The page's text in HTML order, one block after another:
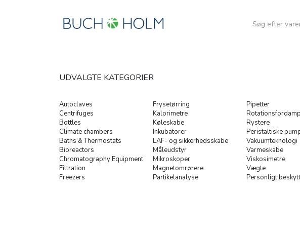
Autoclaves
Centrifuges
Bottles
Climate chambers
Baths & Thermostats
Bioreactors
Chromatography Equipment
Filtration
Freezers
Frysetørring
Kalorimetre
Køleskabe
Inkubatorer
LAF- og sikkerhedsskabe
Måleudstyr
Mikroskoper
Magnetomrørere
Partikelanalyse
Pipetter
Rystere
Peristaltiske
Vakuumteknologi
Varmeskabe
Viskosimetre
Vægte
Personligt
UDVALGTE KATEGORIER